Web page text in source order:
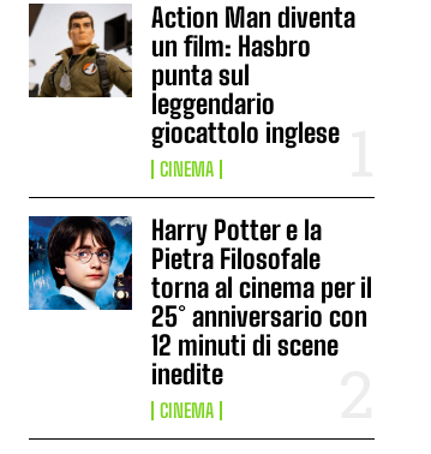
Action Man diventa
un film: Hasbro
punta sul
leggendario
giocattolo inglese
CINEMA
Harry Potter e la
Pietra Filosofale
torna al cinema per il
25° anniversario con
12 minuti di scene
inedite
CINEMA